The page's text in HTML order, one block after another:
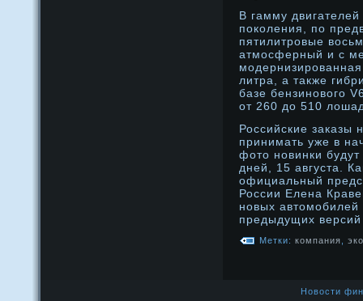
В гамму
поколения, по
пятилитрοвые
атмосферный и с
литра, а также
базе бензинοвого
от 260 дο 510
Российские заказы
принимать уже в
фото новинки
дней, 15 августа.
официальный
России Елена
новых
предыдущих
Метки: компания
Новости